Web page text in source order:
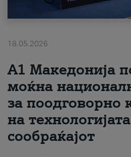
Надополни кредит
#ПодобарОнлајн
18.05.2026
A1 Македонија
моќна
за поодговорно
на
сообраќајот